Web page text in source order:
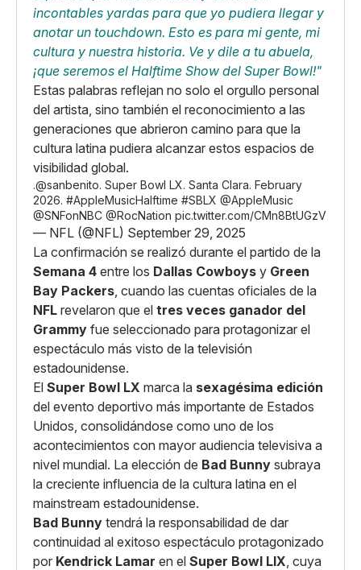
incontables yardas para que yo pudiera llegar y
anotar un touchdown. Esto es para mi gente, mi
cultura y nuestra historia. Ve y dile a tu abuela,
¡que seremos el Halftime Show del Super Bowl!"
Estas palabras reflejan no solo el orgullo personal
del artista, sino también el reconocimiento a las
generaciones que abrieron camino para que la
cultura latina pudiera alcanzar estos espacios de
visibilidad global.
.@sanbenito. Super Bowl LX. Santa Clara. February
2026. #AppleMusicHalftime #SBLX @AppleMusic
@SNFonNBC @RocNation pic.twitter.com/CMn8BtUGzV
— NFL (@NFL) September 29, 2025
La confirmación se realizó durante el partido de la
Semana 4 entre los Dallas Cowboys y Green
Bay Packers, cuando las cuentas oficiales de la
NFL revelaron que el tres veces ganador del
Grammy fue seleccionado para protagonizar el
espectáculo más visto de la televisión
estadounidense.
El Super Bowl LX marca la sexagésima edición
del evento deportivo más importante de Estados
Unidos, consolidándose como uno de los
acontecimientos con mayor audiencia televisiva a
nivel mundial. La elección de Bad Bunny subraya
la creciente influencia de la cultura latina en el
mainstream estadounidense.
Bad Bunny tendrá la responsabilidad de dar
continuidad al exitoso espectáculo protagonizado
por Kendrick Lamar en el Super Bowl LIX, cuya